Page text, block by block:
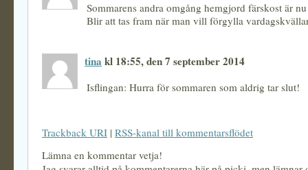
Sommarens andra omgång hemgjord färskost är
Blir att tas fram när man vill förgylla
tina kl 18:55, den 7 september 2014
Isflingan: Hurra för sommaren som aldrig tar slut!
Trackback URI | RSS-kanal till kommentarsflödet
Lämna en kommentar vetja!